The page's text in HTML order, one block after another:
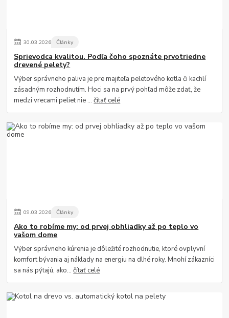
30.03.2026 Články
Sprievodca kvalitou. Podľa čoho spoznáte prvotriedne
drevené pelety?
Výber správneho paliva je pre majiteľa peletového kotla či kachlí
zásadným rozhodnutím. Hoci sa na prvý pohľad môže zdať, že
medzi vrecami peliet nie ...čítať celé
09.03.2026 Články
Ako to robíme my: od prvej obhliadky až po teplo vo
vašom dome
Výber správneho kúrenia je dôležité rozhodnutie, ktoré ovplyvní
komfort bývania aj náklady na energiu na dlhé roky. Mnohí zákazníci
sa nás pýtajú, ako...čítať celé